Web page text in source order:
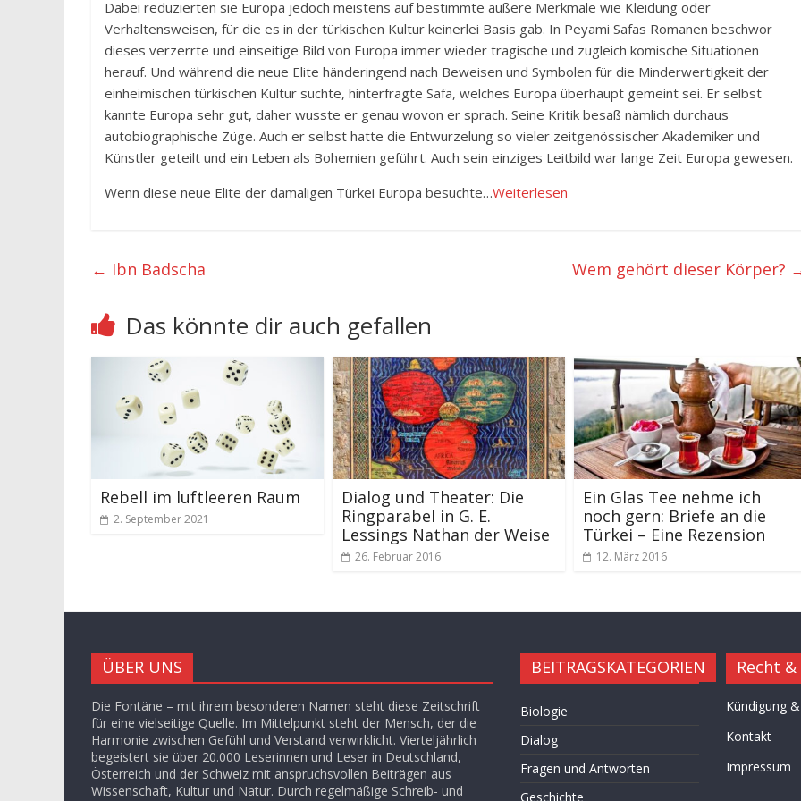
Dabei reduzierten sie Europa jedoch meistens auf bestimmte äußere Merkmale wie Kleidung oder
Verhaltensweisen, für die es in der türkischen Kultur keinerlei Basis gab. In Peyami Safas Romanen beschwor
dieses verzerrte und einseitige Bild von Europa immer wieder tragische und zugleich komische Situationen
herauf. Und während die neue Elite händeringend nach Beweisen und Symbolen für die Minderwertigkeit der
einheimischen türkischen Kultur suchte, hinterfragte Safa, welches Europa überhaupt gemeint sei. Er selbst
kannte Europa sehr gut, daher wusste er genau wovon er sprach. Seine Kritik besaß nämlich durchaus
autobiographische Züge. Auch er selbst hatte die Entwurzelung so vieler zeitgenössischer Akademiker und
Künstler geteilt und ein Leben als Bohemien geführt. Auch sein einziges Leitbild war lange Zeit Europa gewesen.
Wenn diese neue Elite der damaligen Türkei Europa besuchte…Weiterlesen
← Ibn Badscha Wem gehört dieser Körper?
Das könnte dir auch gefallen
Rebell im luftleeren Raum
2. September 2021
Dialog und Theater: Die
Ringparabel in G. E.
Lessings Nathan der Weise
26. Februar 2016
Ein Glas Tee nehme ich
noch gern: Briefe an die
Türkei – Eine Rezension
12. März 2016
ÜBER UNS
Die Fontäne – mit ihrem besonderen Namen steht diese Zeitschrift
für eine vielseitige Quelle. Im Mittelpunkt steht der Mensch, der die
Harmonie zwischen Gefühl und Verstand verwirklicht. Vierteljährlich
begeistert sie über 20.000 Leserinnen und Leser in Deutschland,
Österreich und der Schweiz mit anspruchsvollen Beiträgen aus
Wissenschaft, Kultur und Natur. Durch regelmäßige Schreib- und
BEITRAGSKATEGORIEN
Biologie
Dialog
Fragen und Antworten
Geschichte
Recht
Kündigung
Kontakt
Impressum